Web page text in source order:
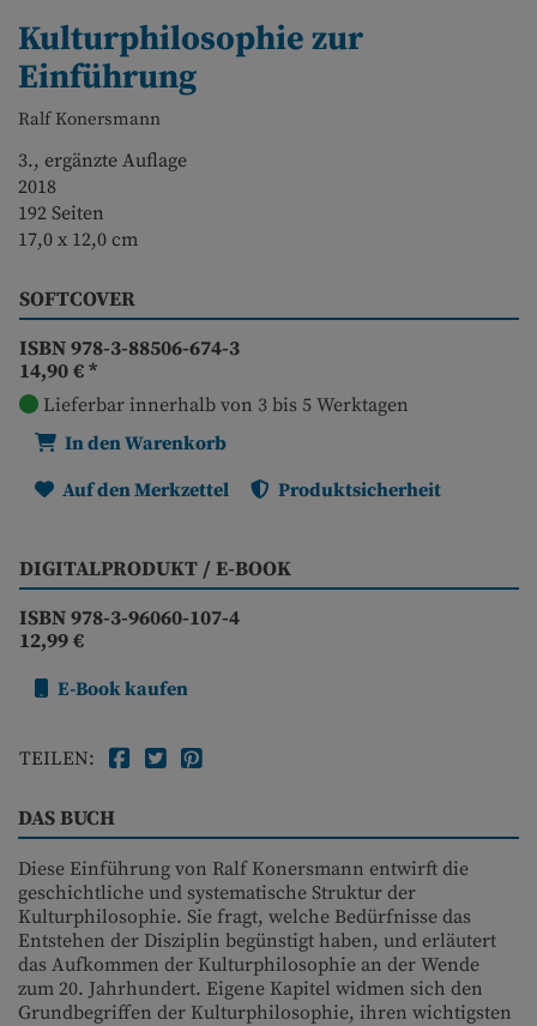
Kulturphilosophie zur
Einführung
Ralf Konersmann
3., ergänzte Auflage
2018
192 Seiten
17,0 x 12,0 cm
SOFTCOVER
ISBN 978-3-88506-674-3
14,90 €*
Lieferbar innerhalb von 3 bis 5 Werktagen
In den Warenkorb
Auf den Merkzettel
Produktsicherheit
DIGITALPRODUKT / E-BOOK
ISBN 978-3-96060-107-4
12,99 €
E-Book kaufen
TEILEN:
DAS BUCH
Diese Einführung von Ralf Konersmann entwirft die
geschichtliche und systematische Struktur der
Kulturphilosophie. Sie fragt, welche Bedürfnisse das
Entstehen der Disziplin begünstigt haben, und erläutert
das Aufkommen der Kulturphilosophie an der Wende
zum 20. Jahrhundert. Eigene Kapitel widmen sich den
Grundbegriffen der Kulturphilosophie, ihren wichtigsten